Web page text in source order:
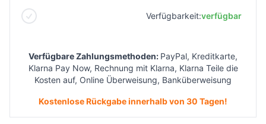
Verfügbarkeit:verfügbar
Verfügbare Zahlungsmethoden: PayPal, Kreditkarte,
Klarna Pay Now, Rechnung mit Klarna, Klarna Teile die
Kosten auf, Online Überweisung, Banküberweisung
Kostenlose Rückgabe innerhalb von 30 Tagen!